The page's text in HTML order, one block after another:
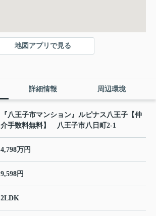
地図アプリで見る
詳細情報 周辺環境
『八王子市マンション』ルピナス八王子【仲
介手数料無料】 八王子市八日町2-1
4,798万円
9,598円
2LDK